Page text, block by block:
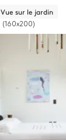
Vue sur le jardin
(160x200)